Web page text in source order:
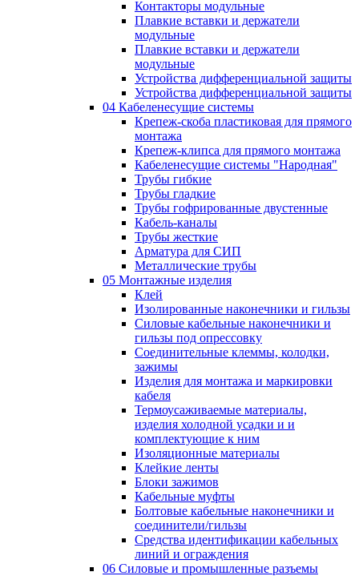
Контакторы модульные
Плавкие вставки и держатели
модульные
Плавкие вставки и держатели
модульные
Устройства дифференциальной защиты
Устройства дифференциальной защиты
04 Кабеленесущие системы
Крепеж-скоба пластиковая для прямого
монтажа
Крепеж-клипса для прямого монтажа
Кабеленесущие системы "Народная"
Трубы гибкие
Трубы гладкие
Трубы гофрированные двустенные
Кабель-каналы
Трубы жесткие
Арматура для СИП
Металлические трубы
05 Монтажные изделия
Клей
Изолированные наконечники и гильзы
Силовые кабельные наконечники и
гильзы под опрессовку
Соединительные клеммы, колодки,
зажимы
Изделия для монтажа и маркировки
кабеля
Термоусаживаемые материалы,
изделия холодной усадки и и
комплектующие к ним
Изоляционные материалы
Клейкие ленты
Блоки зажимов
Кабельные муфты
Болтовые кабельные наконечники и
соединители/гильзы
Средства идентификации кабельных
линий и ограждения
06 Силовые и промышленные разъемы